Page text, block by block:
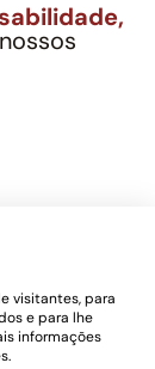
Google LLC,
um
visitantes, para
e para lhe
informações